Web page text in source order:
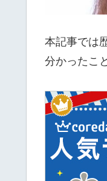
本記事では
分かったこ